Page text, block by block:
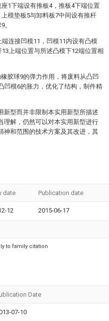
1下端设有推板4，推板4下端位置
模垫板5与卸料板7中间设有推杆
。
连接凹模11，凹模11内设有凸模
上端位置与所述凸模下12端位置相
胶球9的弹力作用，将废料从凸凹
凹模6的胀力，优化了结构，制件精
新型而并非限制本实用新型所描述
理解，仍然可以对本实用新型进行
神和范围的技术方案及其改进，其
date Publication date
12 2015-06-17
to family citation
Date
07-10